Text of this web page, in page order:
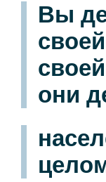
Вы
они